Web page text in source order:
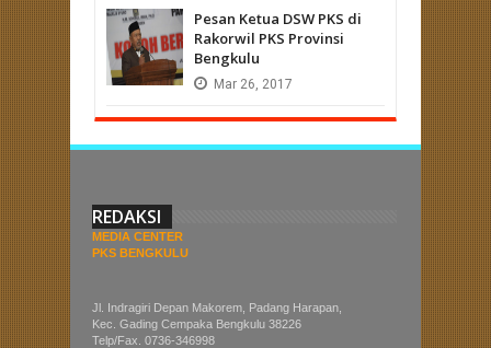
Pesan Ketua DSW PKS di
Rakorwil PKS Provinsi
Bengkulu
Mar 26, 2017
REDAKSI
MEDIA CENTER
PKS BENGKULU
Jl. Indragiri Depan Makorem, Padang Harapan,
Kec. Gading Cempaka Bengkulu 38226
Telp/Fax. 0736-346998